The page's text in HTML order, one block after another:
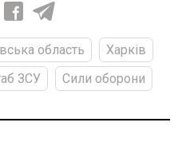
область
Харків
ЗСУ Сили оборони